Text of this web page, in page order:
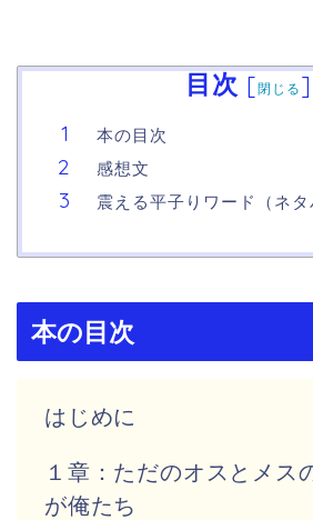
目次 [閉じる ]
本の目次
感想文
震える平子りワード（ネタ
本の目次
はじめに
１章：ただのオスとメス
が俺たち